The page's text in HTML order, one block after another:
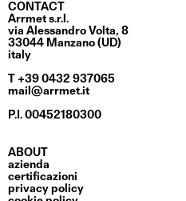
CONTACT
Arrmet s.r.l.
via Alessandro Volta, 8
33044 Manzano (UD)
italy
T +39 0432 937065
mail@arrmet.it
P.I. 00452180300
ABOUT
azienda
certificazioni
privacy policy